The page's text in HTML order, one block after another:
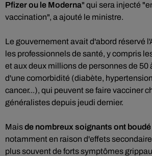
Pfizer ou le Moderna" qui sera injecté
vaccination", a ajouté le ministre.
Le gouvernement avait d'abord réservé
les professionnels de santé, y compris
et aux deux millions de personnes de 50
d'une comorbidité (diabète,
cancer...), qui peuvent se faire vacciner
généralistes depuis jeudi dernier.
Maisde nombreux soignants ont
notamment en raison d'effets
plus souvent de forts symptômes